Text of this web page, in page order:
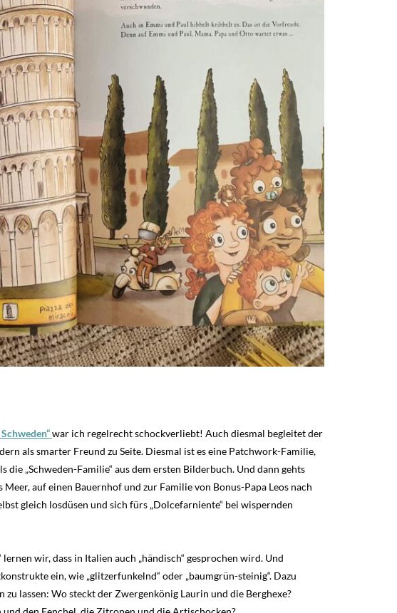
war ich regelrecht schockverliebt! Auch diesmal begleitet der
als smarter Freund zu Seite. Diesmal ist es eine Patchwork-Familie,
„Schweden-Familie“ aus dem ersten Bilderbuch. Und dann gehts
auf einen Bauernhof und zur Familie von Bonus-Papa Leos nach
gleich losdüsen und sich fürs „Dolcefarniente“ bei wispernden
wir, dass in Italien auch „händisch“ gesprochen wird. Und
ein, wie „glitzerfunkelnd“ oder „baumgrün-steinig“. Dazu
lassen: Wo steckt der Zwergenkönig Laurin und die Berghexe?